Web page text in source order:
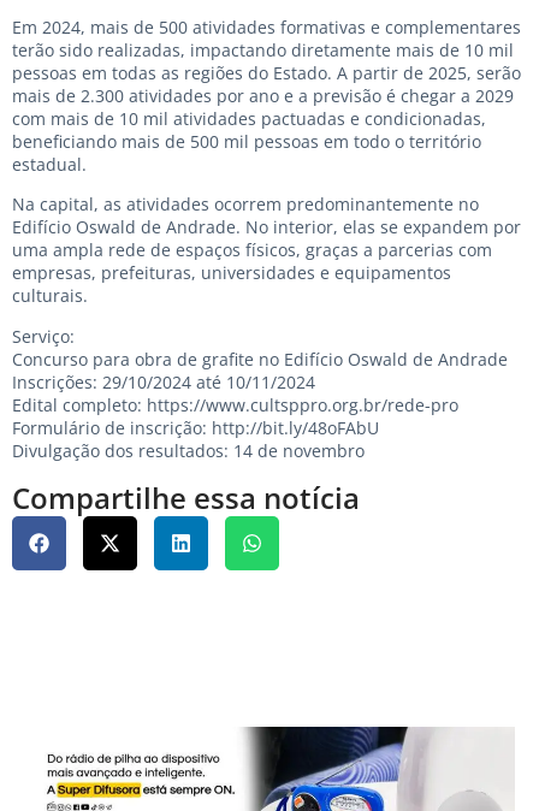
Em 2024, mais de 500 atividades formativas e complementares
terão sido realizadas, impactando diretamente mais de 10 mil
pessoas em todas as regiões do Estado. A partir de 2025, serão
mais de 2.300 atividades por ano e a previsão é chegar a 2029
com mais de 10 mil atividades pactuadas e condicionadas,
beneficiando mais de 500 mil pessoas em todo o território
estadual.
Na capital, as atividades ocorrem predominantemente no
Edifício Oswald de Andrade. No interior, elas se expandem por
uma ampla rede de espaços físicos, graças a parcerias com
empresas, prefeituras, universidades e equipamentos
culturais.
Serviço:
Concurso para obra de grafite no Edifício Oswald de Andrade
Inscrições: 29/10/2024 até 10/11/2024
Edital completo: https://www.cultsppro.org.br/rede-pro
Formulário de inscrição: http://bit.ly/48oFAbU
Divulgação dos resultados: 14 de novembro
Compartilhe essa notícia